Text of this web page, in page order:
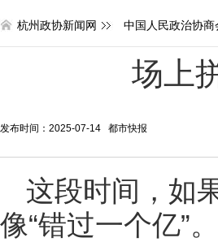
杭州政协新闻网 中国人民政治协
场上
发布时间：2025-07-14 都市快报
这段时间，如
像“错过一个亿”